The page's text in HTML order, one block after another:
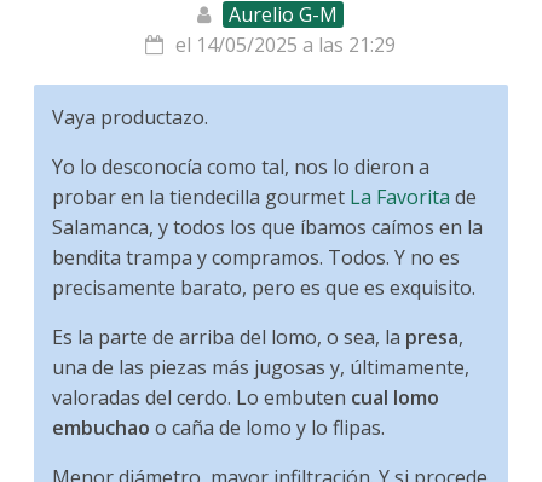
Aurelio G-M
el 14/05/2025 a las 21:29
Vaya productazo.
Yo lo desconocía como tal, nos lo dieron a
probar en la tiendecilla gourmet La Favorita de
Salamanca, y todos los que íbamos caímos en la
bendita trampa y compramos. Todos. Y no es
precisamente barato, pero es que es exquisito.
Es la parte de arriba del lomo, o sea, la presa,
una de las piezas más jugosas y, últimamente,
valoradas del cerdo. Lo embuten cual lomo
embuchao o caña de lomo y lo flipas.